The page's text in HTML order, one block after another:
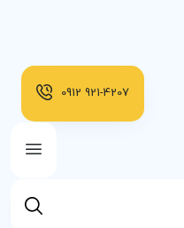
921-4207
0912